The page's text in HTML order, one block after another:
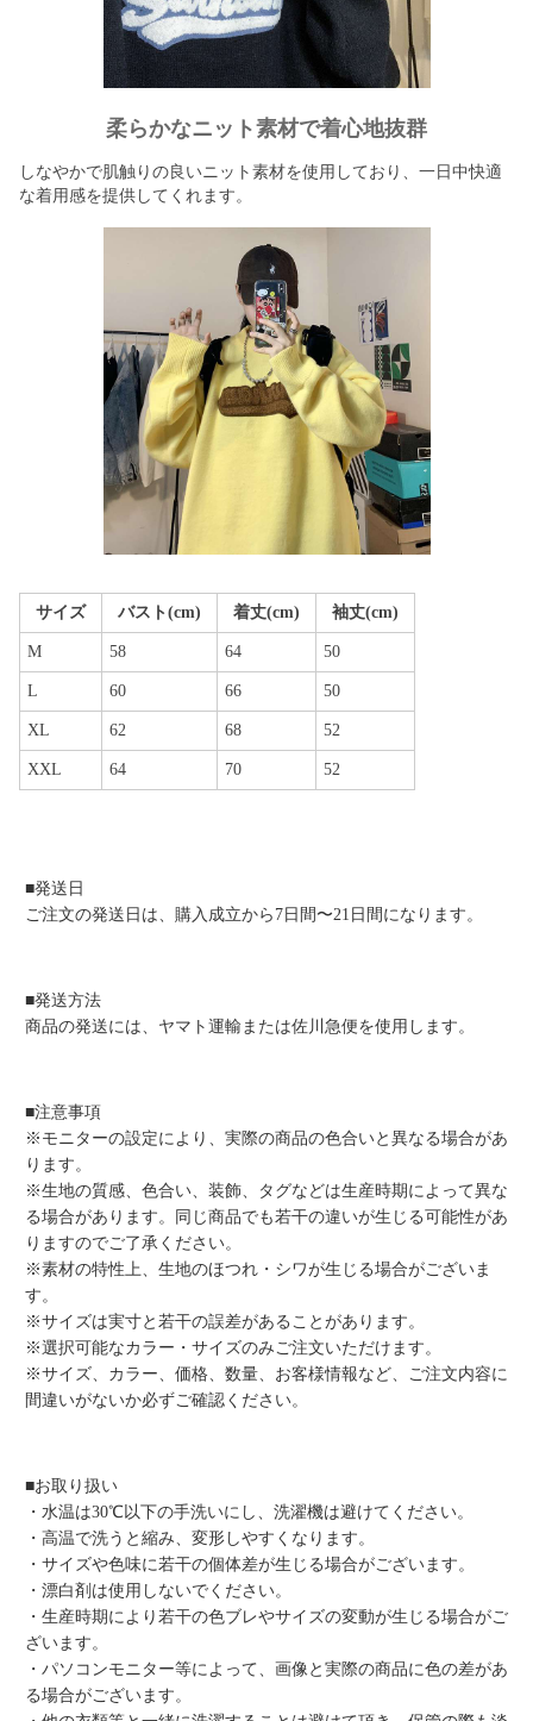
柔らかなニット素材で着心地抜群
しなやかで肌触りの良いニット素材を使用しており、一日中快適
な着用感を提供してくれます。
サイズ バスト(cm) 着丈(cm) 袖丈(cm)
M 58 64 50
L 60 66 50
XL 62 68 52
XXL 64 70 52
■発送日
ご注文の発送日は、購入成立から7日間〜21日間になります。
■発送方法
商品の発送には、ヤマト運輸または佐川急便を使用します。
■注意事項
※モニターの設定により、実際の商品の色合いと異なる場合があ
ります。
※生地の質感、色合い、装飾、タグなどは生産時期によって異な
る場合があります。同じ商品でも若干の違いが生じる可能性があ
りますのでご了承ください。
※素材の特性上、生地のほつれ・シワが生じる場合がございま
す。
※サイズは実寸と若干の誤差があることがあります。
※選択可能なカラー・サイズのみご注文いただけます。
※サイズ、カラー、価格、数量、お客様情報など、ご注文内容に
間違いがないか必ずご確認ください。
■お取り扱い
・水温は30℃以下の手洗いにし、洗濯機は避けてください。
・高温で洗うと縮み、変形しやすくなります。
・サイズや色味に若干の個体差が生じる場合がございます。
・漂白剤は使用しないでください。
・生産時期により若干の色ブレやサイズの変動が生じる場合がご
ざいます。
・パソコンモニター等によって、画像と実際の商品に色の差があ
る場合がございます。